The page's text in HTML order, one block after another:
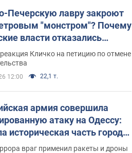
Печерскую лавру закроют
"монстром"? Почему
власти отказались
строительство
"московского
Кличко на петицию по отмене
12:00 22,1 т.
армия совершила
атаку на Одессу:
историческая часть города,
Фото и видео
враг применил ракеты и дроны